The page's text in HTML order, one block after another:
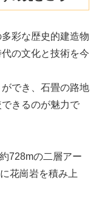
彩な歴史的建造物
の文化と技術を今
でき、石畳の路地
きるのが魅力で
728mの二層アー
花崗岩を積み上